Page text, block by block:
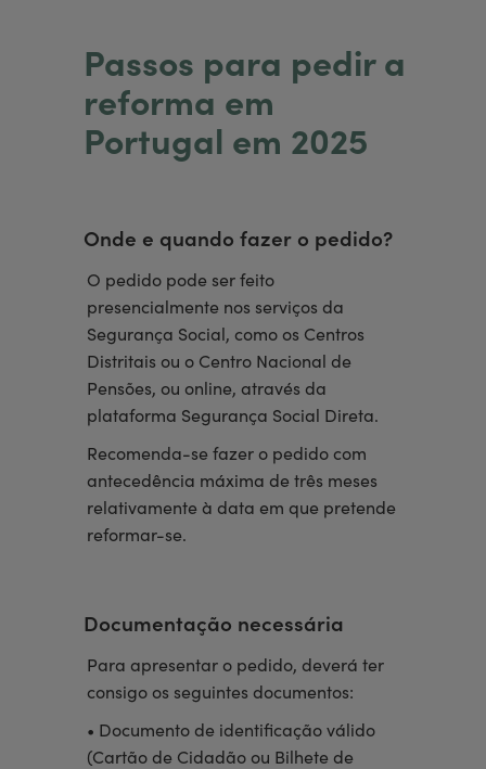
Passos para pedir a
reforma em
Portugal em 2025
Onde e quando fazer o pedido?
O pedido pode ser feito
presencialmente nos serviços da
Segurança Social, como os Centros
Distritais ou o Centro Nacional de
Pensões, ou online, através da
plataforma Segurança Social Direta.
Recomenda-se fazer o pedido com
antecedência máxima de três meses
relativamente à data em que pretende
reformar-se.
Documentação necessária
Para apresentar o pedido, deverá ter
consigo os seguintes documentos:
• Documento de identificação válido
(Cartão de Cidadão ou Bilhete de